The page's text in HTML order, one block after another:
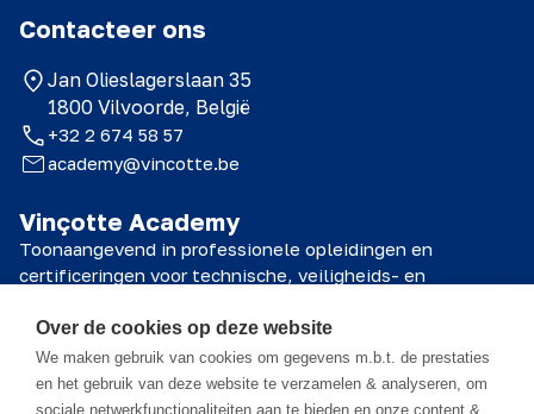
Vinçotte Academy
Toonaangevend in professionele opleidingen en
certificeringen voor technische, veiligheids- en
© 2026 Vinçotte Academy
Contacteer ons
Jan Olieslagerslaan 35
1800 Vilvoorde, België
+32 2 674 58 57
academy@vincotte.be
Over de cookies op deze website
We maken gebruik van cookies om gegevens m.b.t. de prestaties
en het gebruik van deze website te verzamelen & analyseren, om
sociale netwerkfunctionaliteiten aan te bieden en onze content &